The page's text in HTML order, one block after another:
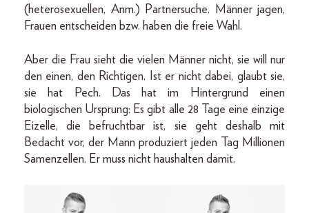
(heterosexuellen, Anm.) Partnersuche. Männer jagen,
Frauen entscheiden bzw. haben die freie Wahl.
Aber die Frau sieht die vielen Männer nicht, sie will nur
den einen, den Richtigen. Ist er nicht dabei, glaubt sie,
sie hat Pech. Das hat im Hintergrund einen
biologischen Ursprung: Es gibt alle 28 Tage eine einzige
Eizelle, die befruchtbar ist, sie geht deshalb mit
Bedacht vor, der Mann produziert jeden Tag Millionen
Samenzellen. Er muss nicht haushalten damit.